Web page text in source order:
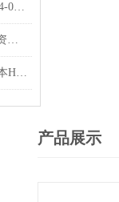
HYDAC温度传感器现货库存TFP104-000贺德克原装
hawe压力传感器DG51E-A-250技术资料原装出售
液位传感器HNS312P-8-0730-000样本HYDAC原装出售
产品展示